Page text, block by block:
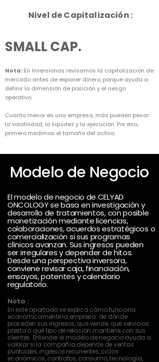
Nivel de Capitalización :
SMALL CAP.
Nota: En Inversionas revisamos la capitalización de
mercado antes de exponer dinero, porque ayuda a
definir la dimensión de posición y el riesgo
operativo.
Cuanto menor es una empresa, más pueden pesar
la volatilidad, la liquidez y la ejecución. Por eso,
primero medimos el tamaño del activo.
Modelo de Negocio
El modelo de negocio de CELYAD
ONCOLOGY se basa en investigación y
desarrollo de tratamientos, con posible
monetización mediante licencias,
colaboraciones, acuerdos estratégicos o
comercialización si sus programas
clínicos avanzan. Sus ingresos pueden
ser irregulares y depender de hitos.
Desde una perspectiva inversora,
conviene revisar caja, financiación,
ensayos, patentes y calendario
regulatorio.
Nota :
En este apartado se explica cómo funciona
económicamente la empresa: de dónde
proceden sus ingresos, qué vende, qué servicios
presta o qué tipo de relación mantiene con sus
clientes. Entender el modelo de negocio ayuda a
valorar si la compañía depende de ventas
puntuales, ingresos recurrentes, ciclos
económicos, contratos, consumo, tecnología,